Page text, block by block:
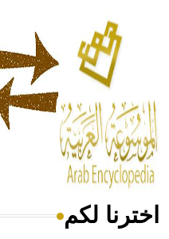
الحكم، الأدلة، تنظيم
له الفضل بأنه حرر الطب
- هل تعلم أن المرجان
من مادة كربونات
أجود أنواعه، ويمتاز بكبر
هل تعلم أن الأبسيد كلمة
اخترنا لكم